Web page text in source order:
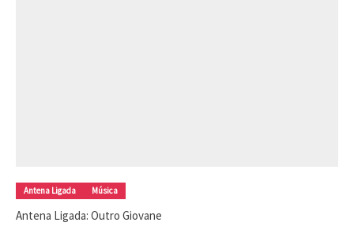
Antena Ligada Música
Antena Ligada: Outro Giovane